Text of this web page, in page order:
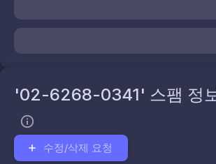
'02-6268-0341' 스팸 정
수정/삭제 요청